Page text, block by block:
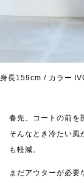
身長159cm / カラー
春先、コートの前を
そんなとき冷たい風
も軽減。
まだアウターが必要